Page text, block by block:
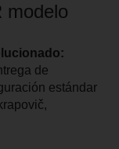
modelo
de
estándar